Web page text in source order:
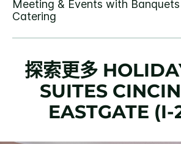
探索更多
SUITES
EASTGATE (I-